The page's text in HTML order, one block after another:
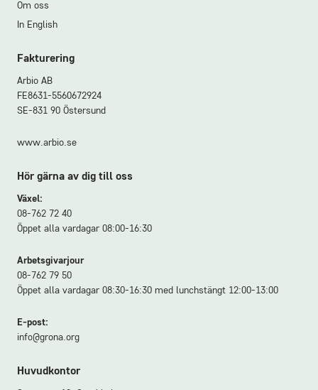
Om oss
In English
Fakturering
Arbio AB
FE8631-5560672924
SE-831 90 Östersund
www.arbio.se
Hör gärna av dig till oss
Växel:
08-762 72 40
Öppet alla vardagar 08:00-16:30
Arbetsgivarjour
08-762 79 50
Öppet alla vardagar 08:30-16:30 med lunchstängt 12:00-13:00
E-post:
info@grona.org
Huvudkontor